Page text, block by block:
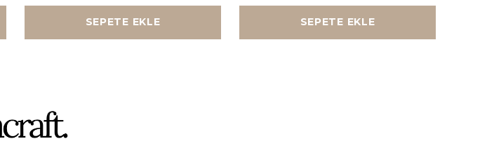
SEPETE EKLE SEPETE EKLE